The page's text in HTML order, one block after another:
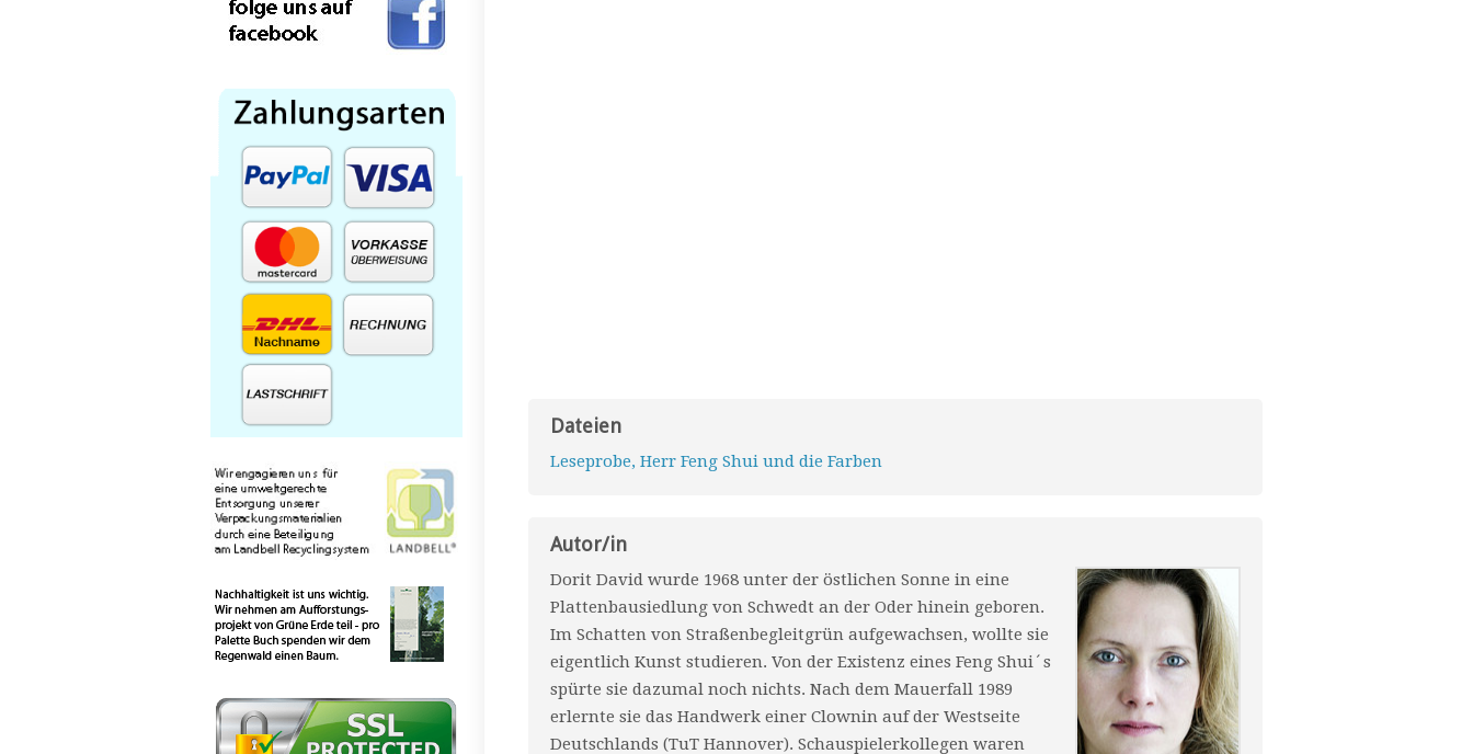
Dateien
Leseprobe, Herr Feng Shui und die Farben
Autor/in
Dorit David wurde 1968 unter der östlichen Sonne in eine
Plattenbausiedlung von Schwedt an der Oder hinein geboren.
Im Schatten von Straßenbegleitgrün aufgewachsen, wollte sie
eigentlich Kunst studieren. Von der Existenz eines Feng Shui´s
spürte sie dazumal noch nichts. Nach dem Mauerfall 1989
erlernte sie das Handwerk einer Clownin auf der Westseite
Deutschlands (TuT Hannover). Schauspielerkollegen waren